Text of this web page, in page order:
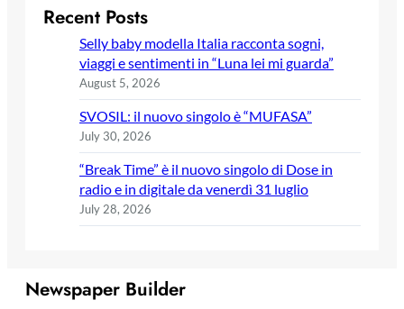
Recent Posts
Selly baby modella Italia racconta sogni,
viaggi e sentimenti in “Luna lei mi guarda”
August 5, 2026
SVOSIL: il nuovo singolo è “MUFASA”
July 30, 2026
“Break Time” è il nuovo singolo di Dose in
radio e in digitale da venerdì 31 luglio
July 28, 2026
Newspaper Builder